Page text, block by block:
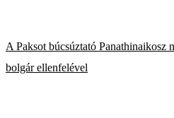
A Paksot búcsúztató Panathinaikosz
bolgár ellenfelével